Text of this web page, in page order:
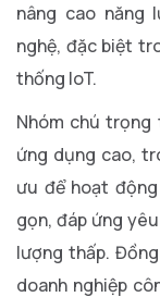
nâng cao năng
nghệ, đặc biệt
thống IoT.
Nhóm chú trọng
ứng dụng cao,
ưu để hoạt
gọn, đáp ứng
lượng thấp.
doanh nghiệp